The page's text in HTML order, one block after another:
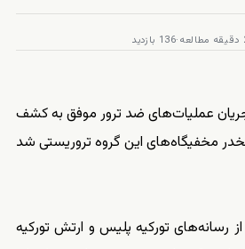
·136 بازدید
عملیات‌های ضد ترور موفق به کشف
مواد مخدر مخفیگاه‌های این گروه تروریستی شد
از رسانه‌های تورکیه پلیس و ارتش تورکیه